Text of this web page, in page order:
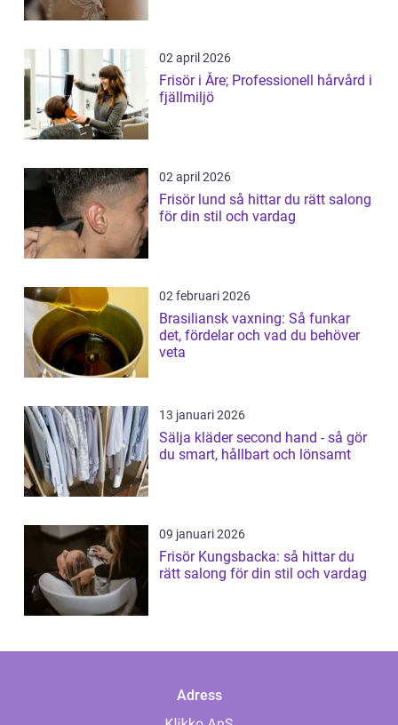
02 april 2026
Frisör i Åre; Professionell hårvård i
fjällmiljö
02 april 2026
Frisör lund så hittar du rätt salong
för din stil och vardag
02 februari 2026
Brasiliansk vaxning: Så funkar
det, fördelar och vad du behöver
veta
13 januari 2026
Sälja kläder second hand - så gör
du smart, hållbart och lönsamt
09 januari 2026
Frisör Kungsbacka: så hittar du
rätt salong för din stil och vardag
Adress